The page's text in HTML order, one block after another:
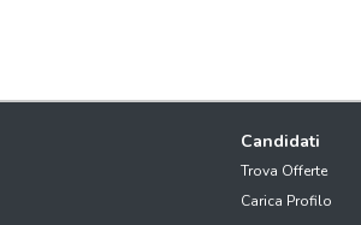
Candidati
Trova Offerte
Carica Profilo